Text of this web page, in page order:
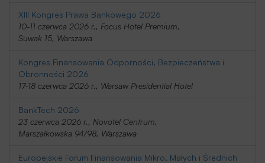
XIII Kongres Prawa Bankowego 2026
10-11 czerwca 2026 r., Focus Hotel Premium,
Suwak 15, Warszawa
Kongres Finansowania Odporności, Bezpieczeństwa i
Obronności 2026
17-18 czerwca 2026 r., Warsaw Presidential Hotel
BankTech 2026
23 czerwca 2026 r., Novotel Centrum,
Marszałkowska 94/98, Warszawa
Europejskie Forum Finansowania Mikro, Małych i Średnich